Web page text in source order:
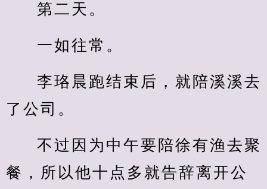
第二天。
一如往常。
李珞晨跑结束后，就陪溪溪去
了公司。
不过因为中午要陪徐有渔去聚
餐，所以他十点多就告辞离开公